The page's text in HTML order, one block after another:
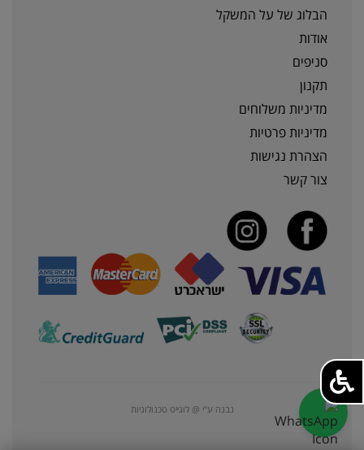
הבלוג של על המשקל
אודות
סניפים
תקנון
מדיניות משלוחים
מדיניות פרטיות
הצהרת נגישות
צור קשר
נבנה ע"י @ לוגייט טכנולוגיות